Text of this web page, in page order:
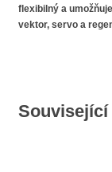
flexibilný a
vektor, servo a